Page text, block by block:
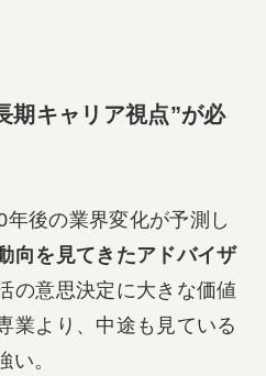
キャリア視点”が必
後の業界変化が予測し
向を見てきたアドバイザ
の意思決定に大きな価値
業より、中途も見ている
い。